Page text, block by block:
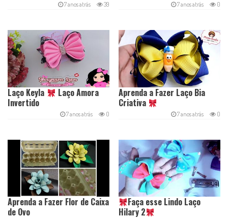
7 anos atrás 0
7 anos atrás 39
Aprenda a Fazer Laço Bia
Criativa
7 anos atrás 0
Laço Keyla
Laço Amora
Invertido
7 anos atrás 0
Faça esse Lindo Laço
Hilary 2
Aprenda a Fazer Flor de Caixa
de Ovo